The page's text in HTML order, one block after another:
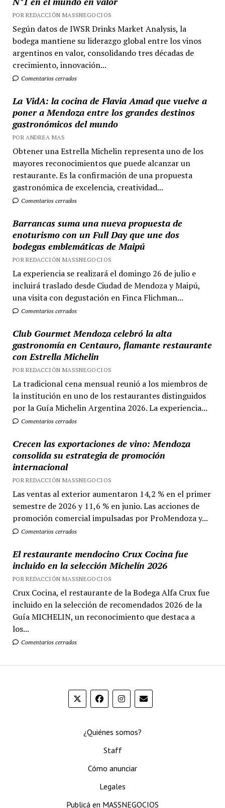
POR REDACCIÓN MASSNEGOCIOS
Según datos de IWSR Drinks Market Analysis, la
bodega mantiene su liderazgo global entre los vinos
argentinos en valor, consolidando tres décadas de
crecimiento, innovación...
Comentarios cerrados
La VidA: la cocina de Flavia Amad que vuelve a
poner a Mendoza entre los grandes destinos
gastronómicos del mundo
POR ANDREA MAS
Obtener una Estrella Michelin representa uno de los
mayores reconocimientos que puede alcanzar un
restaurante. Es la confirmación de una propuesta
gastronómica de excelencia, creatividad...
Comentarios cerrados
Barrancas suma una nueva propuesta de
enoturismo con un Full Day que une dos
bodegas emblemáticas de Maipú
POR REDACCIÓN MASSNEGOCIOS
La experiencia se realizará el domingo 26 de julio e
incluirá traslado desde Ciudad de Mendoza y Maipú,
una visita con degustación en Finca Flichman...
Comentarios cerrados
Club Gourmet Mendoza celebró la alta
gastronomía en Centauro, flamante restaurante
con Estrella Michelin
POR REDACCIÓN MASSNEGOCIOS
La tradicional cena mensual reunió a los miembros de
la institución en uno de los restaurantes distinguidos
por la Guía Michelin Argentina 2026. La experiencia...
Comentarios cerrados
Crecen las exportaciones de vino: Mendoza
consolida su estrategia de promoción
internacional
POR REDACCIÓN MASSNEGOCIOS
Las ventas al exterior aumentaron 14,2 % en el primer
semestre de 2026 y 11,6 % en junio. Las acciones de
promoción comercial impulsadas por ProMendoza y...
Comentarios cerrados
El restaurante mendocino Crux Cocina fue
incluido en la selección Michelín 2026
POR REDACCIÓN MASSNEGOCIOS
Crux Cocina, el restaurante de la Bodega Alfa Crux fue
incluido en la selección de recomendados 2026 de la
Guía MICHELIN, un reconocimiento que destaca a
los...
Comentarios cerrados
¿Quiénes somos?
Staff
Cómo anunciar
Legales
Publicá en MASSNEGOCIOS